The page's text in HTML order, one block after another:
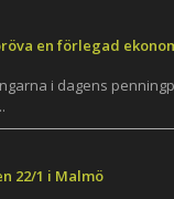
en förlegad
i dagens
22/1 i Malmö